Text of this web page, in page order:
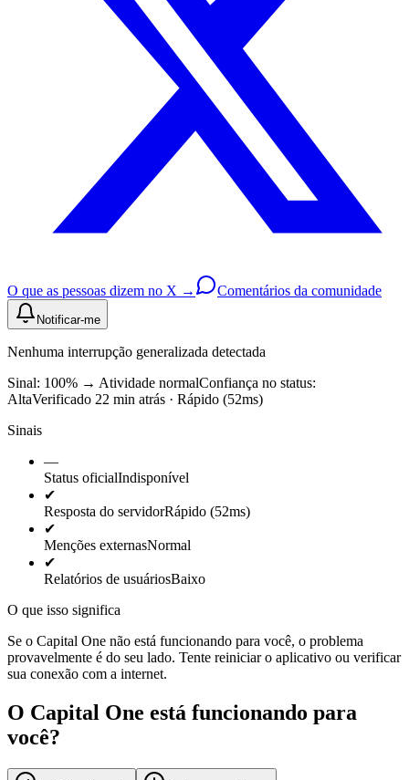
O que as pessoas dizem no X → Comentários da comunidade
Notificar-me
Nenhuma interrupção generalizada detectada
Sinal: 100% → Atividade normalConfiança no status:
AltaVerificado 22 min atrás · Rápido (52ms)
Sinais
—
Status oficialIndisponível
✔
Resposta do servidorRápido (52ms)
✔
Menções externasNormal
✔
Relatórios de usuáriosBaixo
O que isso significa
Se o Capital One não está funcionando para você, o problema
provavelmente é do seu lado. Tente reiniciar o aplicativo ou verificar
sua conexão com a internet.
O Capital One está funcionando para
você?